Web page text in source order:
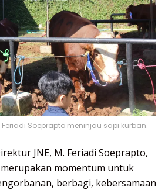
Feriadi Soeprapto meninjau sapi kurban.
JNE, M. Feriadi Soeprapto,
momentum untuk
berbagi, kebersamaan